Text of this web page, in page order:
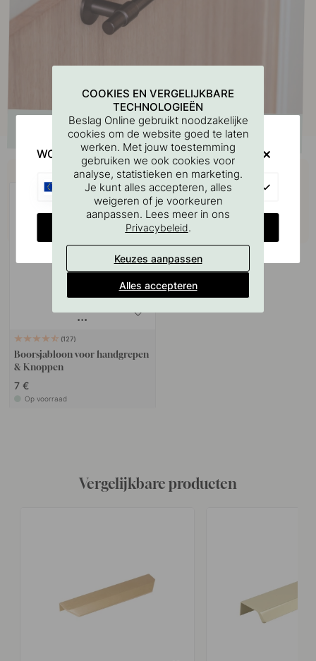
Koop samen met
127
Boorsjabloon voor handgrepen
& Knoppen
7 €
Op voorraad
Vergelijkbare producten
COOKIES EN VERGELIJKBARE
TECHNOLOGIEËN
Beslag Online gebruikt noodzakelijke
cookies om de website goed te laten
werken. Met jouw toestemming
gebruiken we ook cookies voor
analyse, statistieken en marketing.
Je kunt alles accepteren, alles
weigeren of je voorkeuren
aanpassen. Lees meer in ons
Privacybeleid.
Keuzes aanpassen
Alles accepteren
WOULD YOU RATHER VISIT?
CHANGE COUNTRY